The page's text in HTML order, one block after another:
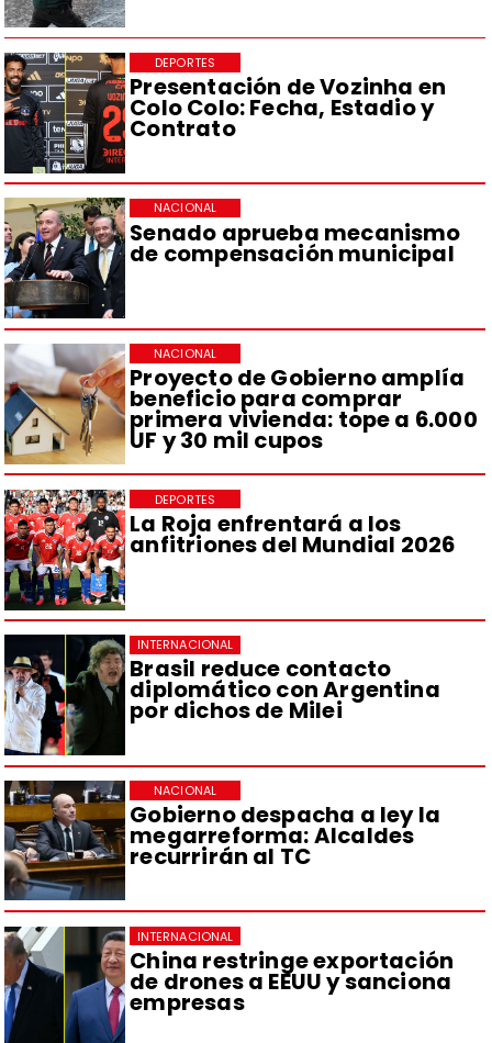
Presentación de Vozinha en
Colo Colo: Fecha, Estadio y
Contrato
DEPORTES
Senado aprueba mecanismo
de compensación municipal
NACIONAL
Proyecto de Gobierno amplía
beneficio para comprar
primera vivienda: tope a 6.000
UF y 30 mil cupos
NACIONAL
La Roja enfrentará a los
anfitriones del Mundial 2026
DEPORTES
Brasil reduce contacto
diplomático con Argentina
por dichos de Milei
INTERNACIONAL
Gobierno despacha a ley la
megarreforma: Alcaldes
recurrirán al TC
NACIONAL
China restringe exportación
de drones a EEUU y sanciona
empresas
INTERNACIONAL